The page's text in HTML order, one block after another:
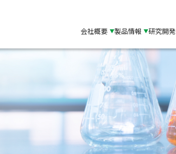
会社概要 製品情報 研究開発